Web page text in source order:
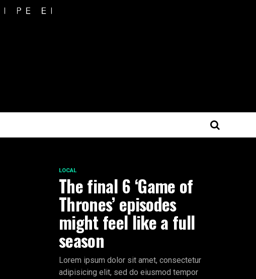
LOCAL
The final 6 ‘Game of
Thrones’ episodes
might feel like a full
season
Lorem ipsum dolor sit amet, consectetur
adipisicing elit, sed do eiusmod tempor